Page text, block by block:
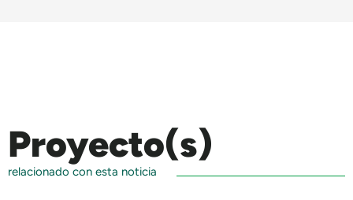
Proyecto(s)
relacionado con esta noticia